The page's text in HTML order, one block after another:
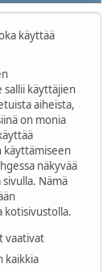
käyttää
sallii käyttäjien
aiheista,
on monia
käyttämiseen
näkyvää
Nämä
kotisivustolla.
vaativat
kaikkia